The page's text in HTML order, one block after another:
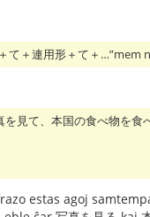
て＋連用形＋て＋
見て、本国の食べ物を
estas agoj